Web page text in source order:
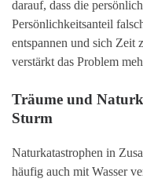
darauf, dass die
Persönlichkeitsanteil
entspannen und sich Zeit
verstärkt das Problem
Träume und
Sturm
Naturkatastrophen in
häufig auch mit Wasser